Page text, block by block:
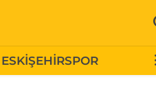
ESKİŞEHİRSPOR